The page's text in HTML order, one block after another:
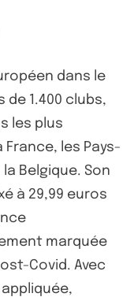
dans le
1.400 clubs,
les plus
France, les Pays-
Belgique. Son
à 29,99 euros
marquée
Covid. Avec